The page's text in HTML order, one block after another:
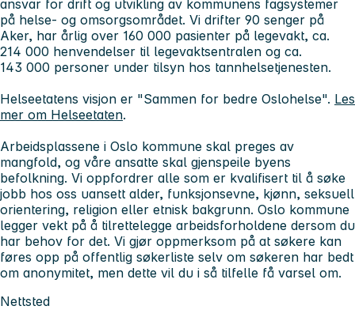
ansvar for drift og utvikling av kommunens fagsystemer
på helse- og omsorgsområdet. Vi drifter 90 senger på
Aker, har årlig over 160 000 pasienter på legevakt, ca.
214 000 henvendelser til legevaktsentralen og ca.
143 000 personer under tilsyn hos tannhelsetjenesten.
Helseetatens visjon er "Sammen for bedre Oslohelse". Les
mer om Helseetaten.
Arbeidsplassene i Oslo kommune skal preges av
mangfold, og våre ansatte skal gjenspeile byens
befolkning. Vi oppfordrer alle som er kvalifisert til å søke
jobb hos oss uansett alder, funksjonsevne, kjønn, seksuell
orientering, religion eller etnisk bakgrunn. Oslo kommune
legger vekt på å tilrettelegge arbeidsforholdene dersom du
har behov for det. Vi gjør oppmerksom på at søkere kan
føres opp på offentlig søkerliste selv om søkeren har bedt
om anonymitet, men dette vil du i så tilfelle få varsel om.
Nettsted